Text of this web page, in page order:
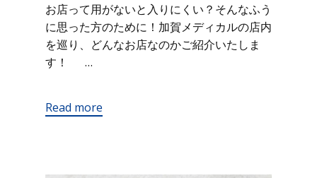
お店って用がないと入りにくい？そんなふう
に思った方のために！加賀メディカルの店内
を巡り、どんなお店なのかご紹介いたしま
す！ …
Read more